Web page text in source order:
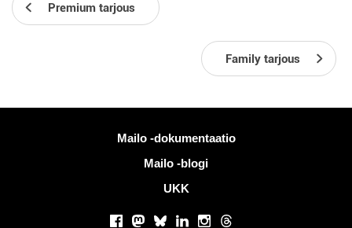
Premium tarjous
Family tarjous
Mailo -dokumentaatio
Mailo -blogi
UKK
Facebook
Mastodon
BlueskyLinkedInInstagram
Threads